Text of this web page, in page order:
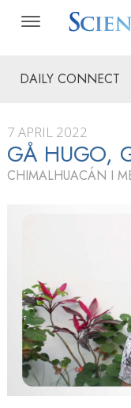
DAILY CONNECT
7 APRIL 2022
GÅ HUGO,
CHIMALHUACÁN I